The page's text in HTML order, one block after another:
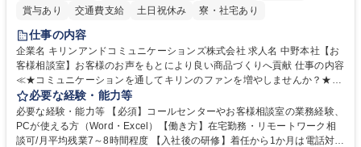
賞与あり
交通費支給 土日祝休み 寮・社宅あり
仕事の内容
企業名 キリンアンドコミュニケーションズ株式会社 求人名 中野本社【お
客様相談室】お客様のお声をもとにより良い商品づくりへ貢献 仕事の内容
≪★コミュニケーションを通してキリンのファンを増やしませんか？★≫
お客様のお声をより良い商品づくりに活かしていく上で、窓口となるお客
様相談室でのお仕事です。 日々お客様からいただくキリングループへのご
意見を、企業活動に活かしています。お客様からの声に迅速かつ誠意をも
って対応、情報提供するとともにグループ内活動に反映しています。 【具
必要な経験・能力等
必要な経験・能力等 【必須】コールセンターやお客様相談室の業務経験、
PCが使える方（Word・Excel）【働き方】在宅勤務・リモートワーク相
談可/月平均残業7～8時間程度 【入社後の研修】着任から1か月は電話対応